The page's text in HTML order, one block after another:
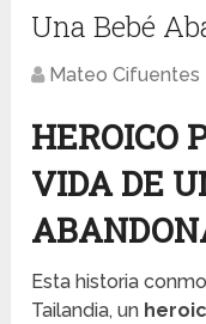
Una Bebé
Mateo Cifuentes
HEROICO
VIDA DE
Esta historia
Tailandia, un